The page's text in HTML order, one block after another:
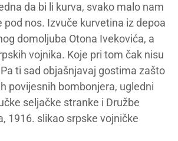
da bi li kurva, svako malo nam
nos. Izvuče kurvetina iz depoa
domoljuba Otona Ivekovića, a
vojnika. Koje pri tom čak nisu
ti sad objašnjavaj gostima zašto
povijesnih bombonjera, ugledni
seljačke stranke i Družbe
1916. slikao srpske vojničke